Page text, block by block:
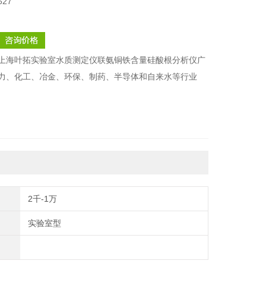
上海叶拓实验室水质测定仪联氨铜铁含量硅酸根分析仪广
、化工、冶金、环保、制药、半导体和自来水等行业
2千-1万
实验室型